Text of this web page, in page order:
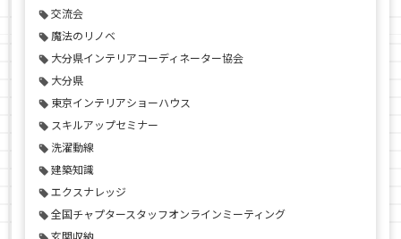
交流会
魔法のリノベ
大分県インテリアコーディネーター協会
大分県
東京インテリアショーハウス
スキルアップセミナー
洗濯動線
建築知識
エクスナレッジ
全国チャプタースタッフオンラインミーティング